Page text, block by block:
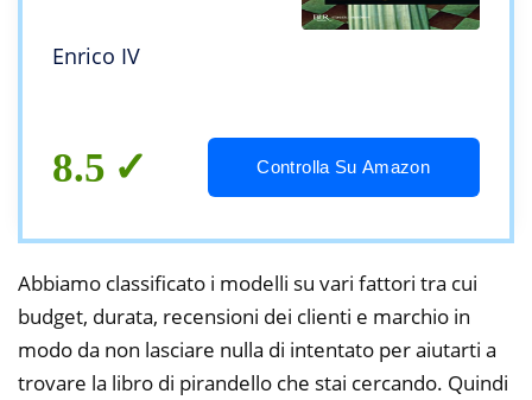
Enrico IV
8.5 Controlla Su Amazon
Abbiamo classificato i modelli su vari fattori tra cui
budget, durata, recensioni dei clienti e marchio in
modo da non lasciare nulla di intentato per aiutarti a
trovare la libro di pirandello che stai cercando. Quindi